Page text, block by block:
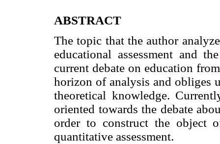
ABSTRACT
The topic that the author
educational assessment and
current debate on education
horizon of analysis and obliges
theoretical knowledge.
oriented towards the debate
order to construct the object
quantitative assessment.